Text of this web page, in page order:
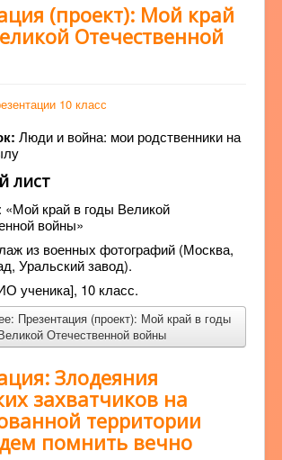
(проект): Мой край
Отечественной
10 класс
Люди и война: мои родственники на
лист
«Мой край в годы Великой
войны»
из военных фотографий (Москва,
Уральский завод).
ученика], 10 класс.
Презентация (проект): Мой край в годы
Отечественной войны
Злодеяния
захватчиков на
территории
помнить вечно